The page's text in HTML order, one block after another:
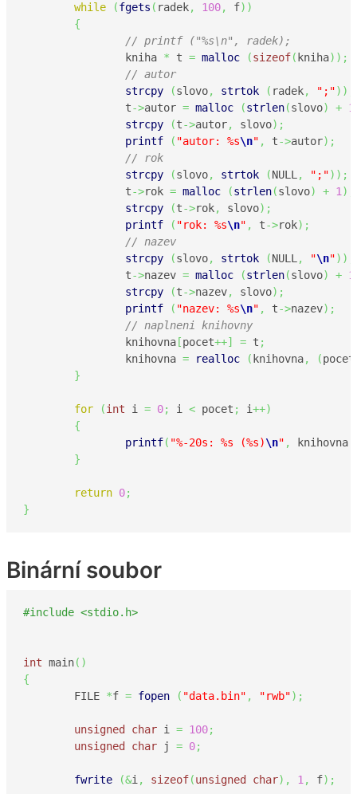
while (fgets ( radek, 100, f) )
{
// printf ("%s\n", radek);
		kniha
* t = malloc (sizeof( kniha) ) ;
// autor
strcpy
(slovo, strtok ( radek, ";") )
		t
->autor = malloc (strlen(slovo) + 1
strcpy
(t->autor, slovo) ;
printf
( "autor: %s\n" , t->autor) ;
// rok
strcpy
(slovo, strtok (NULL, ";") ) ;
		t
->rok = malloc (strlen(slovo) + 1)
strcpy
(t->rok, slovo) ;
printf
( "rok: %s\n" , t->rok) ;
// nazev
strcpy
(slovo, strtok (NULL, "\n") )
		t
->nazev = malloc (strlen(slovo) + 1
strcpy
(t->nazev, slovo) ;
printf
( "nazev: %s\n" , t->nazev) ;
// naplneni knihovny
		knihovna
[pocet++] = t ;
		knihovna
= realloc ( knihovna, (pocet
}
for (int i = 0; i < pocet ; i++)
{
printf( "%-20s: %s (%s)\n" , knihovna
}
return 0;
}
Binární soubor
#include <stdio.h>
int main( )
{
	FILE
*f = fopen ( "data.bin" , "rwb") ;
unsigned char i = 100;
unsigned
char j = 0;
fwrite (&i , sizeof(unsigned char) , 1 , f) ;